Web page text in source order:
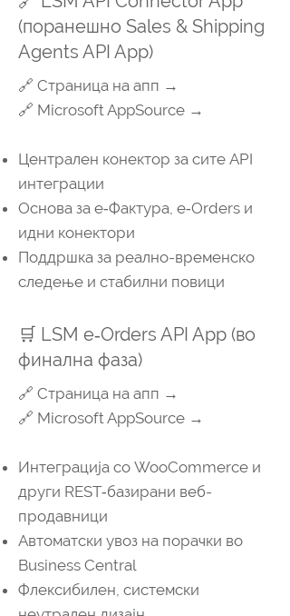
(поранешно Sales & Shipping
Agents API App)
🔗 Страница на апп →
🔗 Microsoft AppSource →
Централен конектор за сите API
интеграции
Основa за e‑Фактура, e‑Orders и
идни конектори
Поддршка за реално-временско
следење и стабилни повици
🛒 LSM e‑Orders API App (во
финална фаза)
🔗 Страница на апп →
🔗 Microsoft AppSource →
Интеграција со WooCommerce и
други REST‑базирани веб-
продавници
Автоматски увоз на порачки во
Business Central
Флексибилен, системски